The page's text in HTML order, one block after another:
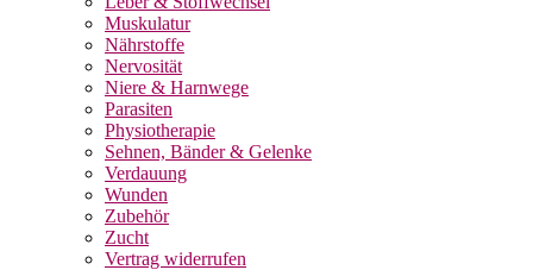
Muskulatur
Nährstoffe
Nervosität
Niere & Harnwege
Parasiten
Physiotherapie
Sehnen, Bänder & Gelenke
Verdauung
Wunden
Zubehör
Zucht
Vertrag widerrufen